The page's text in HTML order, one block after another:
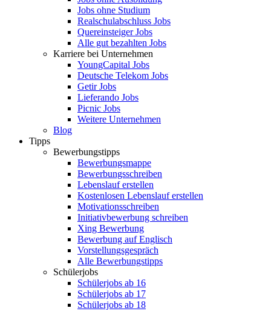
Jobs ohne Studium
Realschulabschluss Jobs
Quereinsteiger Jobs
Alle gut bezahlten Jobs
Karriere bei Unternehmen
YoungCapital Jobs
Deutsche Telekom Jobs
Getir Jobs
Lieferando Jobs
Picnic Jobs
Weitere Unternehmen
Blog
Tipps
Bewerbungstipps
Bewerbungsmappe
Bewerbungsschreiben
Lebenslauf erstellen
Kostenlosen Lebenslauf erstellen
Motivationsschreiben
Initiativbewerbung schreiben
Xing Bewerbung
Bewerbung auf Englisch
Vorstellungsgespräch
Alle Bewerbungstipps
Schülerjobs
Schülerjobs ab 16
Schülerjobs ab 17
Schülerjobs ab 18